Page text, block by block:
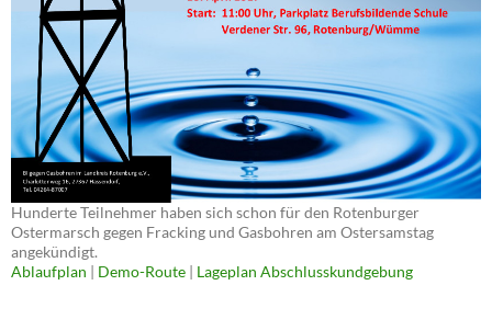
Hunderte Teilnehmer haben sich schon für den Rotenburger
Ostermarsch gegen Fracking und Gasbohren am Ostersamstag
angekündigt.
Ablaufplan | Demo-Route | Lageplan Abschlusskundgebung